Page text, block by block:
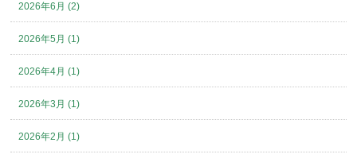
2026年6月 (2)
2026年5月 (1)
2026年4月 (1)
2026年3月 (1)
2026年2月 (1)